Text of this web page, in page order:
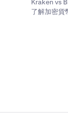
及應用於您帳戶
或手續費的資產。
Kraken vs
了解加密貨